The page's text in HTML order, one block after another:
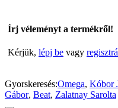
Írj véleményt a termékről!
Kérjük, lépj be vagy
Gyorskeresés:Omega, Kóbor
Gábor, Beat, Zalatnay Sarolta